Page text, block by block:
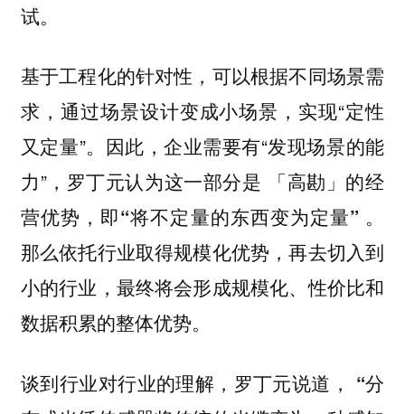
试。
基于工程化的针对性，可以根据不同场景需
求，通过场景设计变成小场景，实现“定性
又定量”。因此，企业需要有“发现场景的能
力”，罗丁元认为这一部分是
「高勘」的经
营优势，即“将不定量的东西变为定量” 。
那么依托行业取得规模化优势，再去切入到
小的行业，最终将会形成规模化、性价比和
数据积累的整体优势。
谈到行业对行业的理解，罗丁元说道， “分